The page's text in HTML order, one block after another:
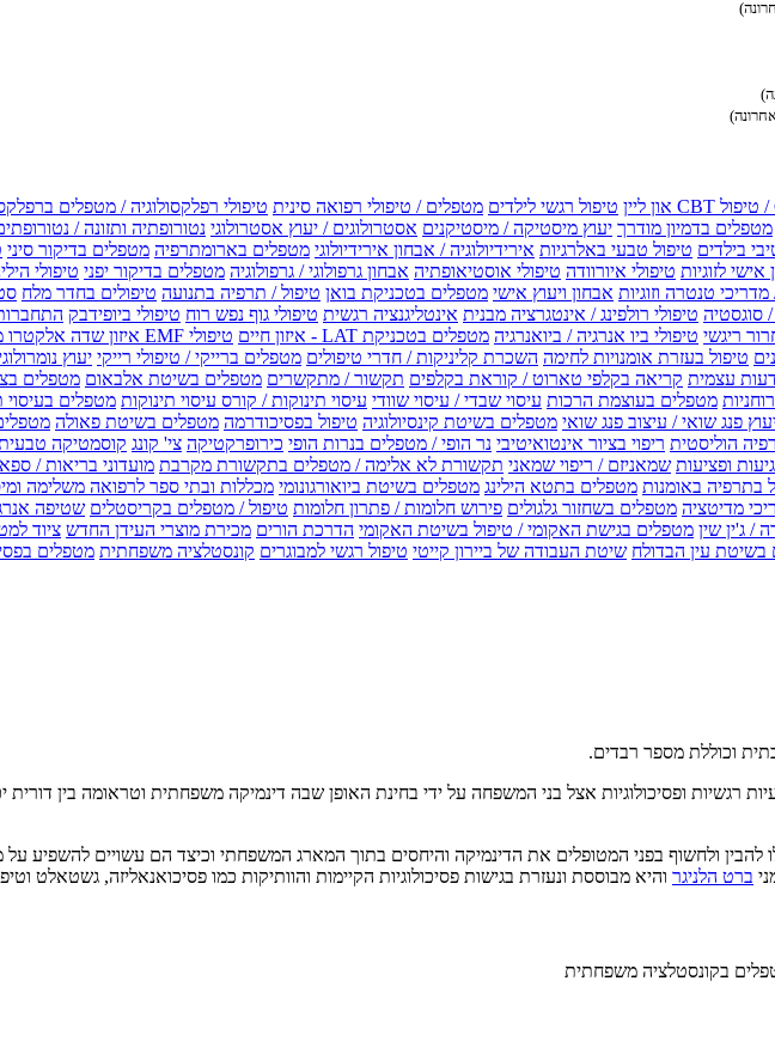
טיפול רגשי לילדים מטפלים / טיפולי רפואה סינית טיפולי רפלקסולוגיה / מטפלים
מטפלים בדמיון מודרך יעוץ מיסטיקה / מיסטיקנים אסטרולוגים / יעוץ אסטרולוגי נטורופתיה ותזונה /
בילדים טיפול טבעי באלרגיות אירידיולוגיה / אבחון אירידיולוגי מטפלים בארומתרפיה מטפלים בדיקור סיני
אישי לזוגיות טיפולי איורוודה טיפולי אוסטיאופתיה אבחון גרפולוגי / גרפולוגיה מטפלים בדיקור יפני טיפולי
טנטרה וזוגיות אבחון ויעוץ אישי מטפלים בטכניקת בואן טיפול / תרפיה בתנועה טיפולים בחדר מלח
סוגסטיה טיפולי רולפינג / אינטגרציה מבנית אינטליגנציה רגשית טיפולי גוף נפש רוח טיפולי ביופידבק
טיפולי ביו אנרגיה / ביואנרגיה מטפלים בטכניקת LAT - איזון חיים טיפולי EMF איזון שדה אלקטרו מגנטי
טיפול בעזרת אומנויות לחימה השכרת קליניקות / חדרי טיפולים מטפלים ברייקי / טיפולי רייקי יעוץ
עצמית קריאה בקלפי טארוט / קוראת בקלפים תקשור / מתקשרים מטפלים בשיטת אלבאום מטפלים
מטפלים בעוצמת הרכות עיסוי שבדי / עיסוי שוודי עיסוי תינוקות / קורס עיסוי תינוקות מטפלים בעיסוי
פנג שואי / עיצוב פנג שואי מטפלים בשיטת קינסיולוגיה טיפול בפסיכודרמה מטפלים בשיטת פאולה
הוליסטית ריפוי בציור אינטואיטיבי נר הופי / מטפלים בנרות הופי כירופרקטיקה צי' קונג קוסמטיקה
ופציעות שמאניזם / ריפוי שמאני תקשורת לא אלימה / מטפלים בתקשורת מקרבת מועדוני בריאות / ספא
בתרפיה באומנות מטפלים בתטא הילינג מטפלים בשיטת ביואורגונומי מכללות ובתי ספר לרפואה משלימה
מדיטציה מטפלים בשחזור גלגולים פירוש חלומות / פתרון חלומות טיפול / מטפלים בקריסטלים שטיפה
/ ג'ין שין מטפלים בגישת האקומי / טיפול בשיטת האקומי הדרכת הורים מכירת מוצרי העידן החדש ציוד
בשיטת עין הבדולח שיטת העבודה של ביירון קייטי טיפול רגשי למבוגרים קונסטלציה משפחתית מטפלים
וכוללת מספר רבדים.
רגשיות ופסיכולוגיות אצל בני המשפחה על ידי בחינת האופן שבה דינמיקה משפחתית וטראומה בין
ולחשוף בפני המטופלים את הדינמיקה והיחסים בתוך המארג המשפחתי וכיצד הם עשויים להשפיע על
ברט הלניגר והיא מבוססת ונעזרת בגישות פסיכולוגיות הקיימות והוותיקות כמו פסיכואנאליזה, גשטאלט
בקונסטלציה משפחתית